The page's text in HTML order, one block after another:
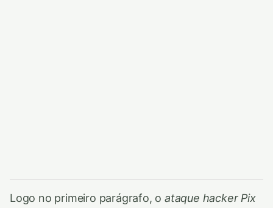
Logo no primeiro parágrafo, oataque hacker Pix